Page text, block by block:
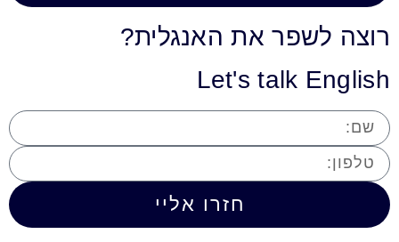
רוצה לשפר את האנגלית?
Let's talk English
חזרו אליי